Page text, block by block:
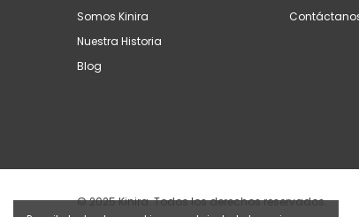
Somos Kinira
Nuestra Historia
Blog
© 2025 Kinira. Todos los derechos reservados.